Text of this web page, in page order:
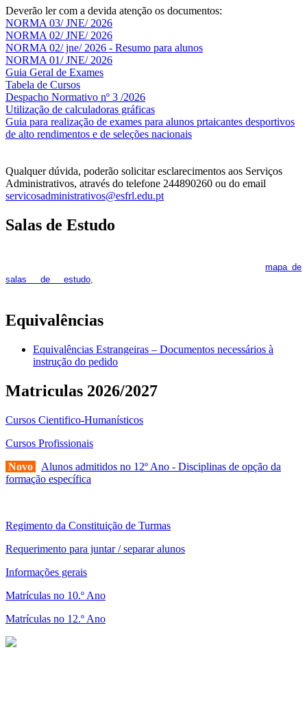
Deverão ler com a devida atenção os documentos:
NORMA 03/ JNE/ 2026
NORMA 02/ JNE/ 2026
NORMA 02/ jne/ 2026 - Resumo para alunos
NORMA 01/ JNE/ 2026
Guia Geral de Exames
Tabela de Cursos
Despacho Normativo nº 3 /2026
Utilização de calculadoras gráficas
Guia para realização de exames para alunos prtaicantes desportivos
de alto rendimentos e de seleções nacionais
Qualquer dúvida, poderão solicitar esclarecimentos aos Serviços
Administrativos, através do telefone 244890260 ou do email
servicosadministrativos@esfrl.edu.pt
Salas de Estudo
mapa de
salas de estudo,
Equivalências
Equivalências Estrangeiras – Documentos necessários à
instrução do pedido
Matriculas 2026/2027
Cursos Cientifico-Humanísticos
Cursos Profissionais
Novo
Alunos admitidos no 12º Ano - Disciplinas de opção da
formação específica
Regimento da Constituição de Turmas
Requerimento para juntar / separar alunos
Informações gerais
Matrículas no 10.º Ano
Matrículas no 12.º Ano